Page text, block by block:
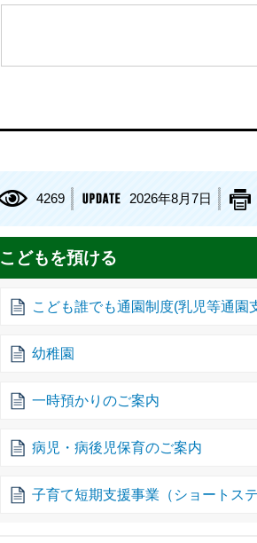
4269 2026年8月7日
こどもを預ける
こども誰でも通園制度(乳児等通園
幼稚園
一時預かりのご案内
病児・病後児保育のご案内
子育て短期支援事業（ショートステ